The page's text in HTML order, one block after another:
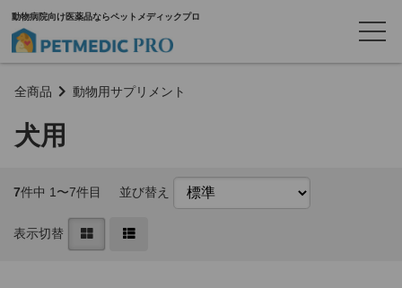
動物病院向け医薬品ならペットメディックプロ
全商品 動物用サプリメント
犬用
7件中 1〜7件目 並び替え
表示切替